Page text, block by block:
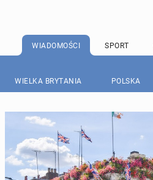
WIADOMOŚCI SPORT
WIELKA BRYTANIA POLSKA